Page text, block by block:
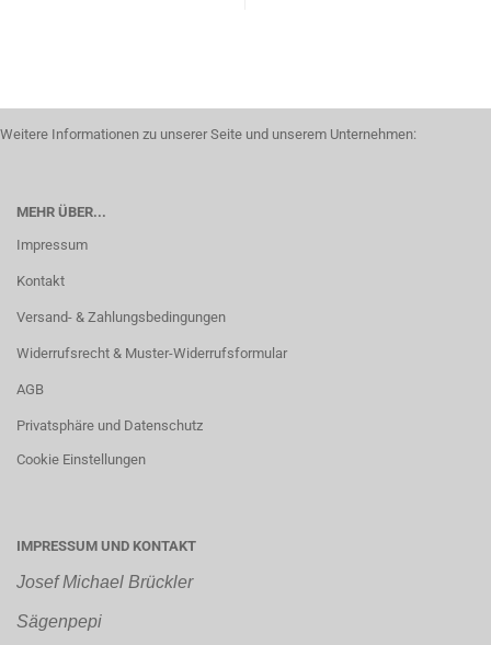
Weitere Informationen zu unserer Seite und unserem Unternehmen:
MEHR ÜBER...
Impressum
Kontakt
Versand- & Zahlungsbedingungen
Widerrufsrecht & Muster-Widerrufsformular
AGB
Privatsphäre und Datenschutz
Cookie Einstellungen
IMPRESSUM UND KONTAKT
Josef Michael Brückler
Sägenpepi